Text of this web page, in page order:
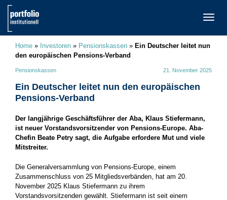
Home » Investoren » Pensionskassen » Ein Deutscher leitet nun
den europäischen Pensions-Verband
Pensionskassen 21. November 2025
Ein Deutscher leitet nun den europäischen
Pensions-Verband
Der langjährige Geschäftsführer der Aba, Klaus Stiefermann,
ist neuer Vorstandsvorsitzender von Pensions-Europe. Aba-
Chefin Beate Petry sagt, die Aufgabe erfordere Mut und viele
Mitstreiter.
Die Generalversammlung von Pensions-Europe, einem
Zusammenschluss von 25 Mitgliedsverbänden, hat am 20.
November 2025 Klaus Stiefermann zu ihrem
Vorstandsvorsitzenden gewählt. Stiefermann ist seit einem